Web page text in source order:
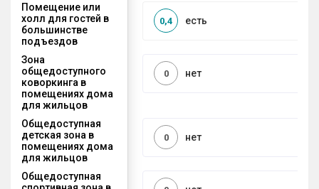
Помещение или
холл для гостей в
большинстве
подъездов
есть
0,4
Зона
общедоступного
коворкинга в
помещениях дома
для жильцов
нет
0
Общедоступная
детская зона в
помещениях дома
для жильцов
нет
0
Общедоступная